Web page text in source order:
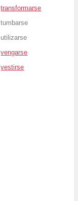
transformarse
tumbarse
utilizarse
vengarse
vestirse